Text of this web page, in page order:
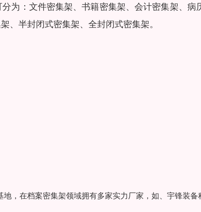
为：文件密集架、书籍密集架、会计密集架、病
、半封闭式密集架、全封闭式密集架。
，在档案密集架领域拥有多家实力厂家，如、宇锋装备